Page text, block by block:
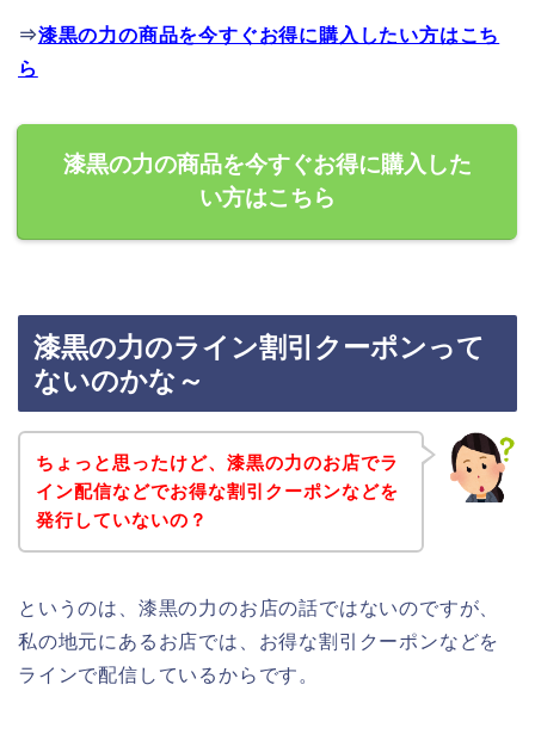
⇒漆黒の力の商品を今すぐお得に購入したい方はこち
ら
漆黒の力の商品を今すぐお得に購入した
い方はこちら
漆黒の力のライン割引クーポンって
ないのかな～
ちょっと思ったけど、漆黒の力のお店でラ
イン配信などでお得な割引クーポンなどを
発行していないの？
というのは、漆黒の力のお店の話ではないのですが、
私の地元にあるお店では、お得な割引クーポンなどを
ラインで配信しているからです。